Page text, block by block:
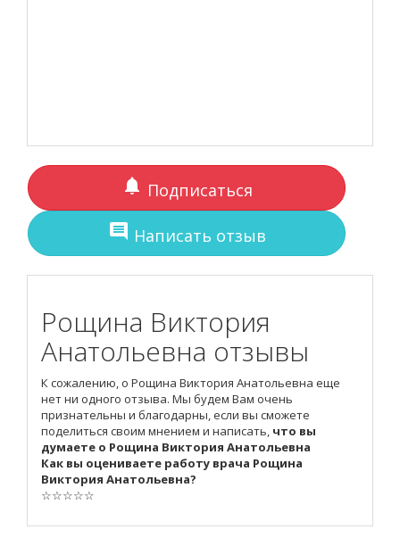
notifications Подписаться
comment Написать отзыв
Рощина Виктория
Анатольевна отзывы
К сожалению, о Рощина Виктория Анатольевна еще
нет ни одного отзыва. Мы будем Вам очень
признательны и благодарны, если вы сможете
поделиться своим мнением и написать, что вы
думаете о Рощина Виктория Анатольевна
Как вы оцениваете работу врача Рощина
Виктория Анатольевна?
☆☆☆☆☆